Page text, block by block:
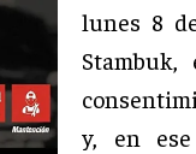
lunes 8
y, en